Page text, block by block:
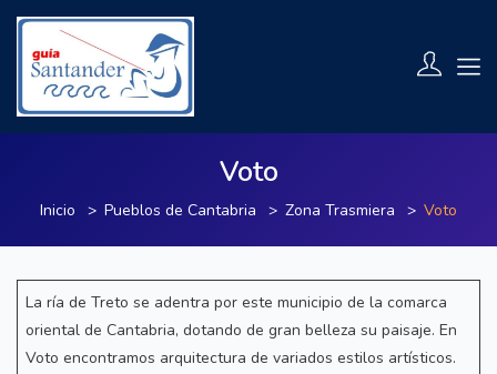
Voto
Inicio Pueblos de Cantabria Zona Trasmiera Voto
La ría de Treto se adentra por este municipio de la comarca
oriental de Cantabria, dotando de gran belleza su paisaje. En
Voto encontramos arquitectura de variados estilos artísticos.